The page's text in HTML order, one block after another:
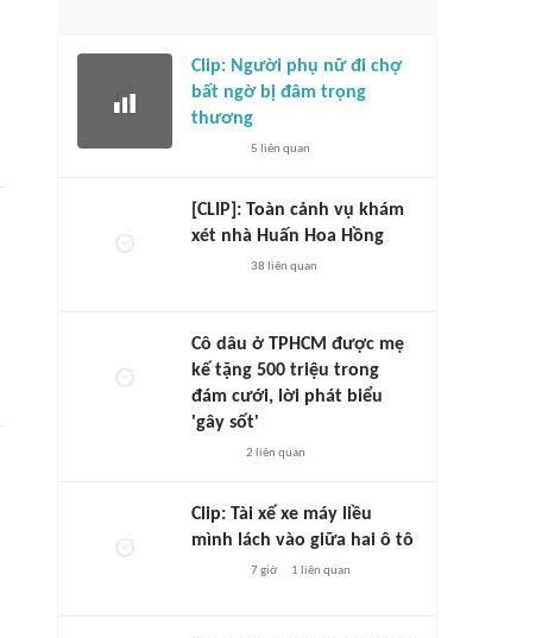
Clip: Người phụ nữ đi chợ
bất ngờ bị đâm trọng
thương
5 liên quan
[CLIP]: Toàn cảnh vụ khám
xét nhà Huấn Hoa Hồng
38 liên quan
Cô dâu ở TPHCM được mẹ
kế tặng 500 triệu trong
đám cưới, lời phát biểu
'gây sốt'
2 liên quan
Clip: Tài xế xe máy liều
mình lách vào giữa hai ô tô
7 giờ 1 liên quan